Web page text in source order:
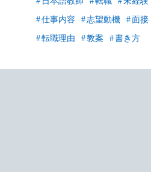
仕事内容 志望動機 面接
転職理由 教案 書き方